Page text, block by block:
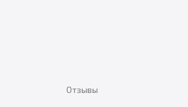
Отзывы